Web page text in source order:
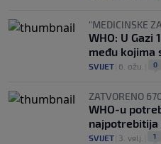
"MEDICINSKE
WHO: U
među kojima
SVIJET 6. ožu. 0
ZATVORENO
WHO-u
najpotrebitija
SVIJET 3. velj. 1